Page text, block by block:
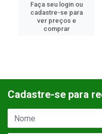
Faça seu login ou
cadastre-se para
ver preços e
comprar
Cadastre-se para